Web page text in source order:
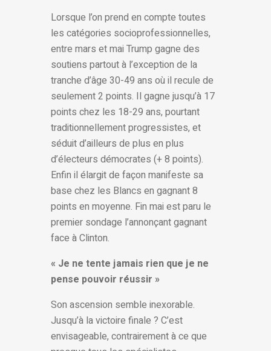
Lorsque l’on prend en compte toutes
les catégories socioprofessionnelles,
entre mars et mai Trump gagne des
soutiens partout à l’exception de la
tranche d’âge 30-49 ans où il recule de
seulement 2 points. Il gagne jusqu’à 17
points chez les 18-29 ans, pourtant
traditionnellement progressistes, et
séduit d’ailleurs de plus en plus
d’électeurs démocrates (+ 8 points).
Enfin il élargit de façon manifeste sa
base chez les Blancs en gagnant 8
points en moyenne. Fin mai est paru le
premier sondage l’annonçant gagnant
face à Clinton.
« Je ne tente jamais rien que je ne
pense pouvoir réussir »
Son ascension semble inexorable.
Jusqu’à la victoire finale ? C’est
envisageable, contrairement à ce que